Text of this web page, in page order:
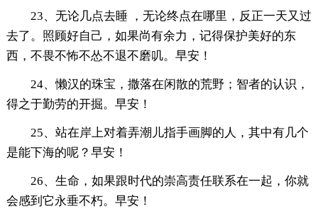
23、无论几点去睡 ，无论终点在哪里，反正一天又过
去了。照顾好自己，如果尚有余力，记得保护美好的东
西，不畏不怖不怂不退不磨叽。早安！
24、懒汉的珠宝，撒落在闲散的荒野；智者的认识，
得之于勤劳的开掘。早安！
25、站在岸上对着弄潮儿指手画脚的人，其中有几个
是能下海的呢？早安！
26、生命，如果跟时代的崇高责任联系在一起，你就
会感到它永垂不朽。早安！